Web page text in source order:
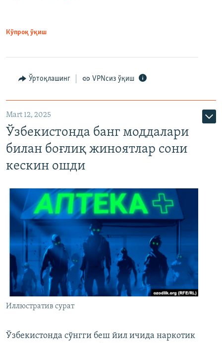
Кўпроқ ўқиш
Ўртоқлашинг VPNсиз ўқиш
Mart 12, 2025
Ўзбекистонда банг моддалари
билан боғлиқ жиноятлар сони
кескин ошди
Иллюстратив сурат
Ўзбекистонда сўнгги беш йил ичида наркотик